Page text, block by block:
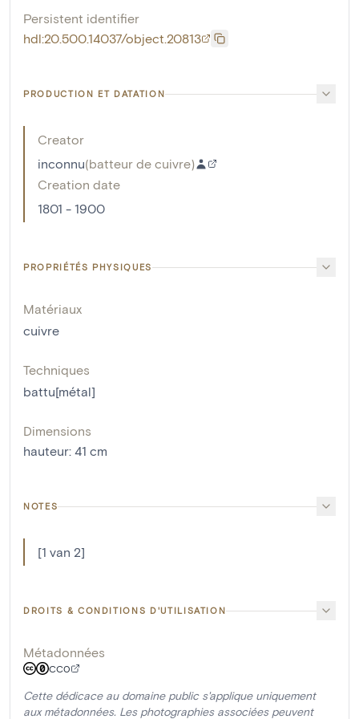
Persistent identifier
hdl:20.500.14037/object.20813
PRODUCTION ET DATATION
Creator
inconnu(batteur de cuivre)
Creation date
1801 - 1900
PROPRIÉTÉS PHYSIQUES
Matériaux
cuivre
Techniques
battu[métal]
Dimensions
hauteur: 41 cm
NOTES
[1 van 2]
DROITS & CONDITIONS D'UTILISATION
Métadonnées
CC0
Cette dédicace au domaine public s'applique uniquement
aux métadonnées. Les photographies associées peuvent